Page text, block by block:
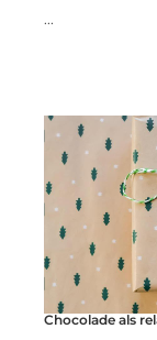
...
Chocolade als